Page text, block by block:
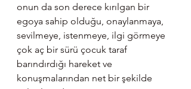
onun da son derece kırılgan bir
egoya sahip olduğu, onaylanmaya,
sevilmeye, istenmeye, ilgi görmeye
çok aç bir sürü çocuk taraf
barındırdığı hareket ve
konuşmalarından net bir şekilde